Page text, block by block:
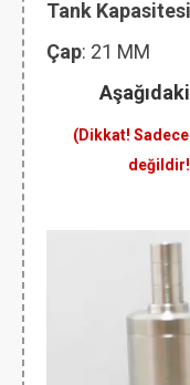
Tank
Çap: 21 MM
(Dikkat! Sadece
değildir!